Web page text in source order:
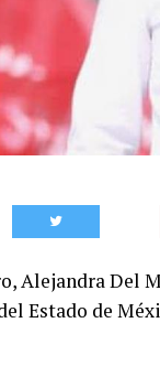
Alejandra Del
Estado de